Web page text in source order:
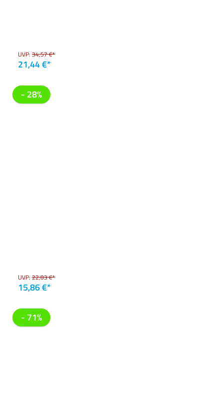
UVP: 34,57 €*
21,44 €*
- 28%
UVP: 22,03 €*
15,86 €*
- 71%